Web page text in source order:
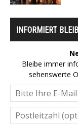
INFORMIERT
Bleibe immer
sehenswerte